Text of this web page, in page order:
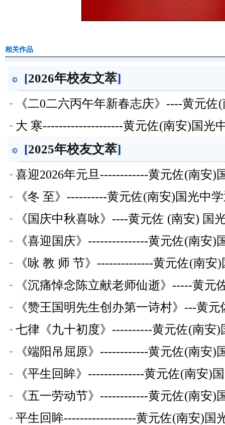
相关作品
[2026年校友文萃]
《二0二六丙午年新春志庆》----黄元
大 寒--------------------黄元佐(南安)国光
[2025年校友文萃]
喜迎2026年元旦------------黄元佐(南安)
《冬 至》----------黄元佐(南安)国光中
《国庆中秋喜咏》----黄元佐 (南安) 国
《喜迎国庆》---------------黄元佐(南安
《咏 教 师 节》--------------黄元佐(南
《沉痛悼念陈立献老师仙逝》-----黄
《赞王国明先生创办第一诗村》---黄
七律《九十初度》----------黄元佐(南安
《端阳吊屈原》------------黄元佐(南安
《平生回眸》--------------黄元佐(南安)
《五一劳动节》------------黄元佐(南安
平生回眸------------------黄元佐(南安)国